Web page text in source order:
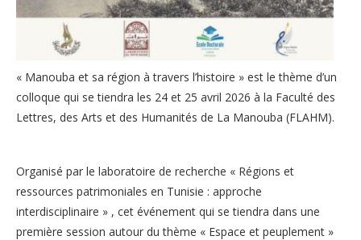
« Manouba et sa région à travers l’histoire » est le thème d’un
colloque qui se tiendra les 24 et 25 avril 2026 à la Faculté des
Lettres, des Arts et des Humanités de La Manouba (FLAHM).
Organisé par le laboratoire de recherche « Régions et
ressources patrimoniales en Tunisie : approche
interdisciplinaire » , cet événement qui se tiendra dans une
première session autour du thème « Espace et peuplement »